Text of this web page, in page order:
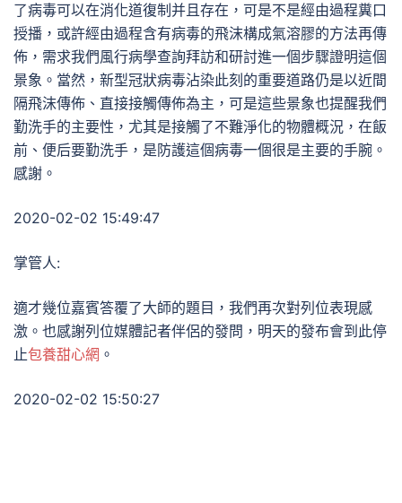
了病毒可以在消化道復制并且存在，可是不是經由過程糞口
授播，或許經由過程含有病毒的飛沫構成氣溶膠的方法再傳
佈，需求我們風行病學查詢拜訪和研討進一個步驟證明這個
景象。當然，新型冠狀病毒沾染此刻的重要道路仍是以近間
隔飛沫傳佈、直接接觸傳佈為主，可是這些景象也提醒我們
勤洗手的主要性，尤其是接觸了不難淨化的物體概況，在飯
前、便后要勤洗手，是防護這個病毒一個很是主要的手腕。
感謝。
2020-02-02 15:49:47
掌管人:
適才幾位嘉賓答覆了大師的題目，我們再次對列位表現感
激。也感謝列位媒體記者伴侶的發問，明天的發布會到此停
止包養甜心網 。
2020-02-02 15:50:27